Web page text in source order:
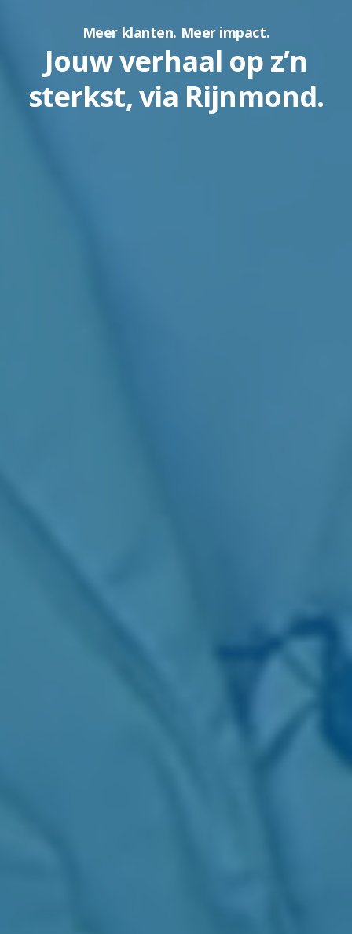
Meer klanten. Meer impact.
Jouw verhaal op z’n
sterkst, via Rijnmond.